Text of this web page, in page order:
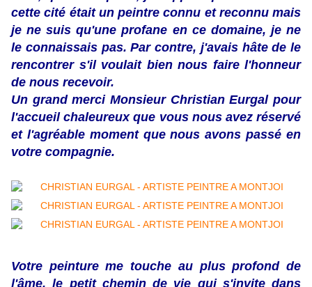
cette cité était un peintre connu et reconnu mais
je ne suis qu'une profane en ce domaine, je ne
le connaissais pas. Par contre, j'avais hâte de le
rencontrer s'il voulait bien nous faire l'honneur
de nous recevoir.
Un grand merci Monsieur Christian Eurgal pour
l'accueil chaleureux que vous nous avez réservé
et l'agréable moment que nous avons passé en
votre compagnie.
Votre peinture me touche au plus profond de
l'âme, le petit chemin de vie qui s'invite dans